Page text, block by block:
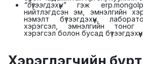
“бүтээгдэхүүн” гэж
нийтлэгдсэн эм, эмнэлгийн
нэмэлт бүтээгдэхүүн,
хэрэгсэл, эмнэлгийн тоног
хэрэгсэл болон бусад
Хэрэглэгчийн